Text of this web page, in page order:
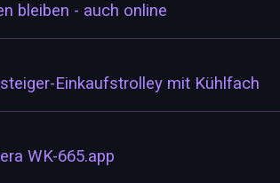
bleiben - auch online
Einkaufstrolley mit Kühlfach
WK-665.app